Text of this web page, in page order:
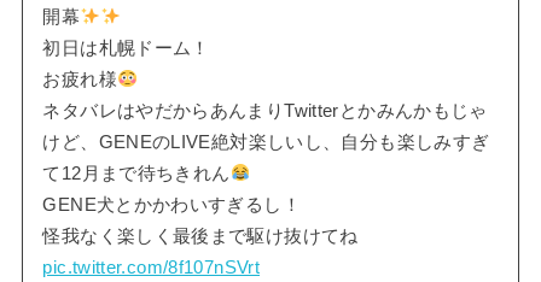
開幕
初日は札幌ドーム！
お疲れ様
ネタバレはやだからあんまりTwitterとかみんかもじゃ
けど、GENEのLIVE絶対楽しいし、自分も楽しみすぎ
て12月まで待ちきれん
GENE犬とかかわいすぎるし！
怪我なく楽しく最後まで駆け抜けてね
pic.twitter.com/8f107nSVrt